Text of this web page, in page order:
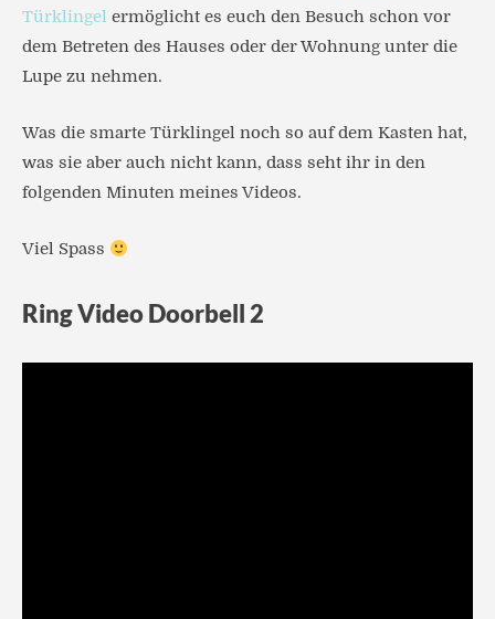
Türklingel ermöglicht es euch den Besuch schon vor
dem Betreten des Hauses oder der Wohnung unter die
Lupe zu nehmen.
Was die smarte Türklingel noch so auf dem Kasten hat,
was sie aber auch nicht kann, dass seht ihr in den
folgenden Minuten meines Videos.
Viel Spass
Ring Video Doorbell 2